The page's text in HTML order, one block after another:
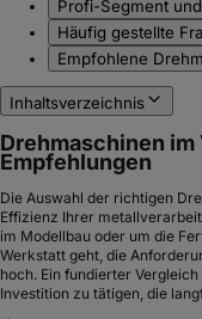
Profi-Segment
Häufig gestellte
Empfohlene
Inhaltsverzeichnis
Drehmaschinen
Empfehlungen
Die Auswahl der richtigen
Effizienz Ihrer
im Modellbau oder um die
Werkstatt geht, die
hoch. Ein fundierter
Investition zu tätigen, die